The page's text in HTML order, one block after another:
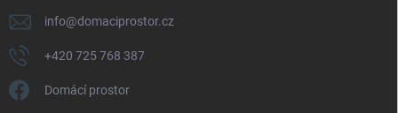
info@domaciprostor.cz
+420 725 768 387
Domácí prostor